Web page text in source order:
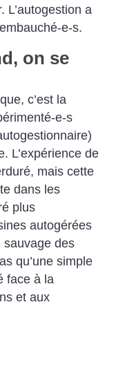
L’autogestion a
e-s.
on se
c’est la
e-s
L’expérience de
mais cette
dans les
plus
autogérées
sauvage des
qu’une simple
face à la
et aux